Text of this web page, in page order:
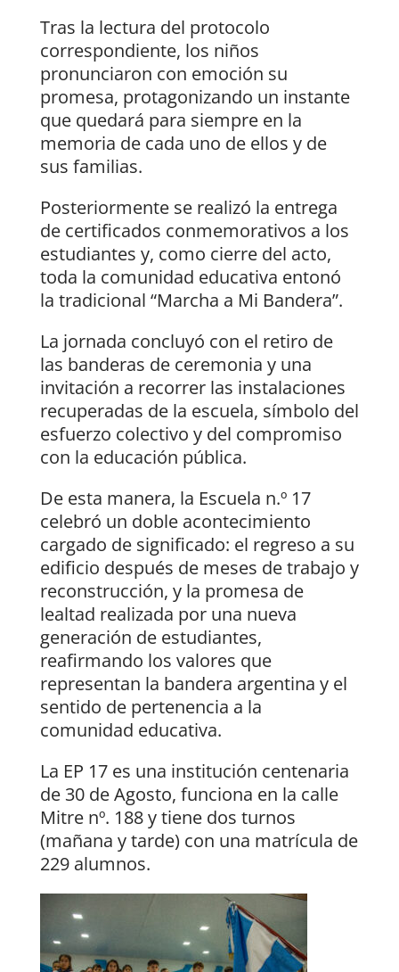
Tras la lectura del protocolo
correspondiente, los niños
pronunciaron con emoción su
promesa, protagonizando un instante
que quedará para siempre en la
memoria de cada uno de ellos y de
sus familias.
Posteriormente se realizó la entrega
de certificados conmemorativos a los
estudiantes y, como cierre del acto,
toda la comunidad educativa entonó
la tradicional “Marcha a Mi Bandera”.
La jornada concluyó con el retiro de
las banderas de ceremonia y una
invitación a recorrer las instalaciones
recuperadas de la escuela, símbolo del
esfuerzo colectivo y del compromiso
con la educación pública.
De esta manera, la Escuela n.º 17
celebró un doble acontecimiento
cargado de significado: el regreso a su
edificio después de meses de trabajo y
reconstrucción, y la promesa de
lealtad realizada por una nueva
generación de estudiantes,
reafirmando los valores que
representan la bandera argentina y el
sentido de pertenencia a la
comunidad educativa.
La EP 17 es una institución centenaria
de 30 de Agosto, funciona en la calle
Mitre nº. 188 y tiene dos turnos
(mañana y tarde) con una matrícula de
229 alumnos.